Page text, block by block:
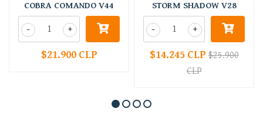
COBRA COMANDO V44
+
-
$21.900 CLP
STORM SHADOW V28
+
-
$14.245 CLP$25.900
CLP